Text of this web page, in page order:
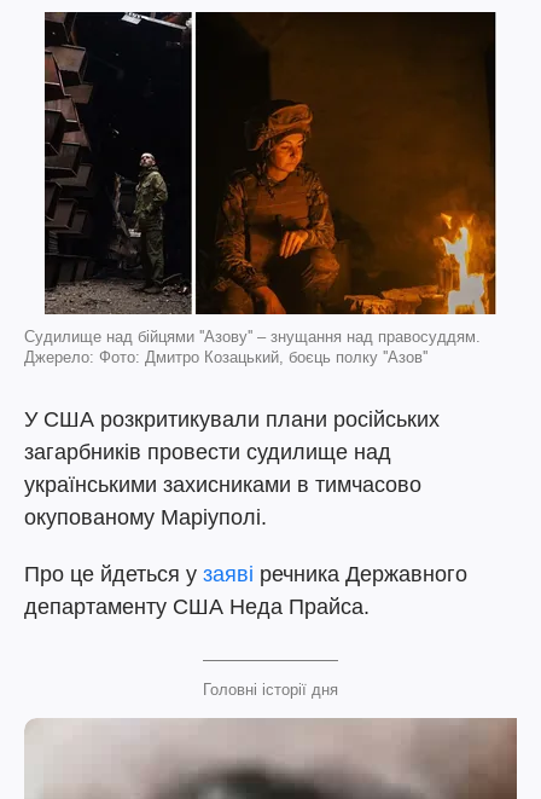
Судилище над бійцями ''Азову'' – знущання над правосуддям.
Джерело: Фото: Дмитро Козацький, боєць полку ''Азов''
У США розкритикували плани російських
загарбників провести судилище над
українськими захисниками в тимчасово
окупованому Маріуполі.
Про це йдеться у заяві речника Державного
департаменту США Неда Прайса.
Головні історії дня